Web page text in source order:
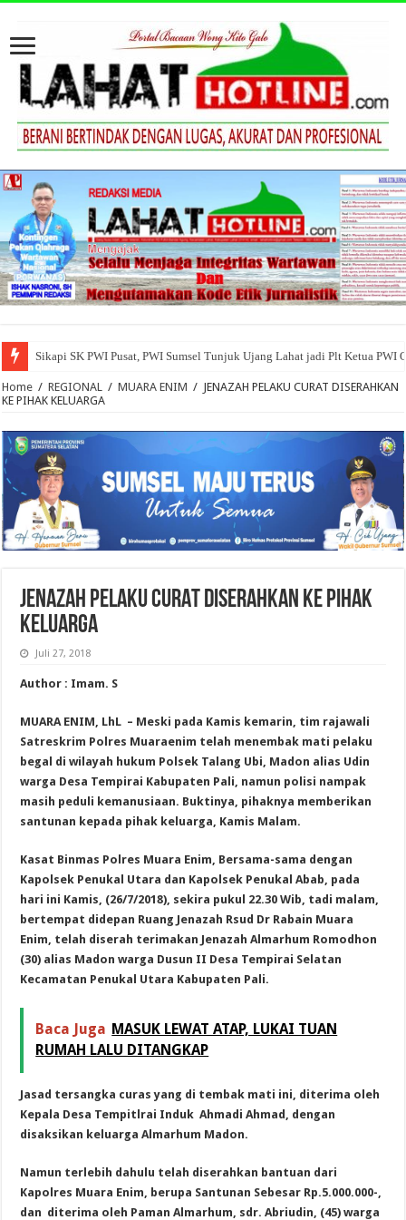
Sikapi SK PWI Pusat, PWI Sumsel Tunjuk Ujang Lahat jadi Plt Ketua PWI
Home / REGIONAL / MUARA ENIM / JENAZAH PELAKU CURAT DISERAHKAN
KE PIHAK KELUARGA
JENAZAH PELAKU CURAT DISERAHKAN KE PIHAK
KELUARGA
Juli 27, 2018
Author : Imam. S
MUARA ENIM, LhL – Meski pada Kamis kemarin, tim rajawali
Satreskrim Polres Muaraenim telah menembak mati pelaku
begal di wilayah hukum Polsek Talang Ubi, Madon alias Udin
warga Desa Tempirai Kabupaten Pali, namun polisi nampak
masih peduli kemanusiaan. Buktinya, pihaknya memberikan
santunan kepada pihak keluarga, Kamis Malam.
Kasat Binmas Polres Muara Enim, Bersama-sama dengan
Kapolsek Penukal Utara dan Kapolsek Penukal Abab, pada
hari ini Kamis, (26/7/2018), sekira pukul 22.30 Wib, tadi malam,
bertempat didepan Ruang Jenazah Rsud Dr Rabain Muara
Enim, telah diserah terimakan Jenazah Almarhum Romodhon
(30) alias Madon warga Dusun II Desa Tempirai Selatan
Kecamatan Penukal Utara Kabupaten Pali.
Baca Juga MASUK LEWAT ATAP, LUKAI TUAN
RUMAH LALU DITANGKAP
Jasad tersangka curas yang di tembak mati ini, diterima oleh
Kepala Desa Tempitlrai Induk Ahmadi Ahmad, dengan
disaksikan keluarga Almarhum Madon.
Namun terlebih dahulu telah diserahkan bantuan dari
Kapolres Muara Enim, berupa Santunan Sebesar Rp.5.000.000-,
dan diterima oleh Paman Almarhum, sdr. Abriudin, (45) warga